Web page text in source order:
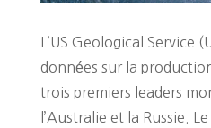
L’US Geological Service
données sur la
trois premiers leaders
l’Australie et la Russie.